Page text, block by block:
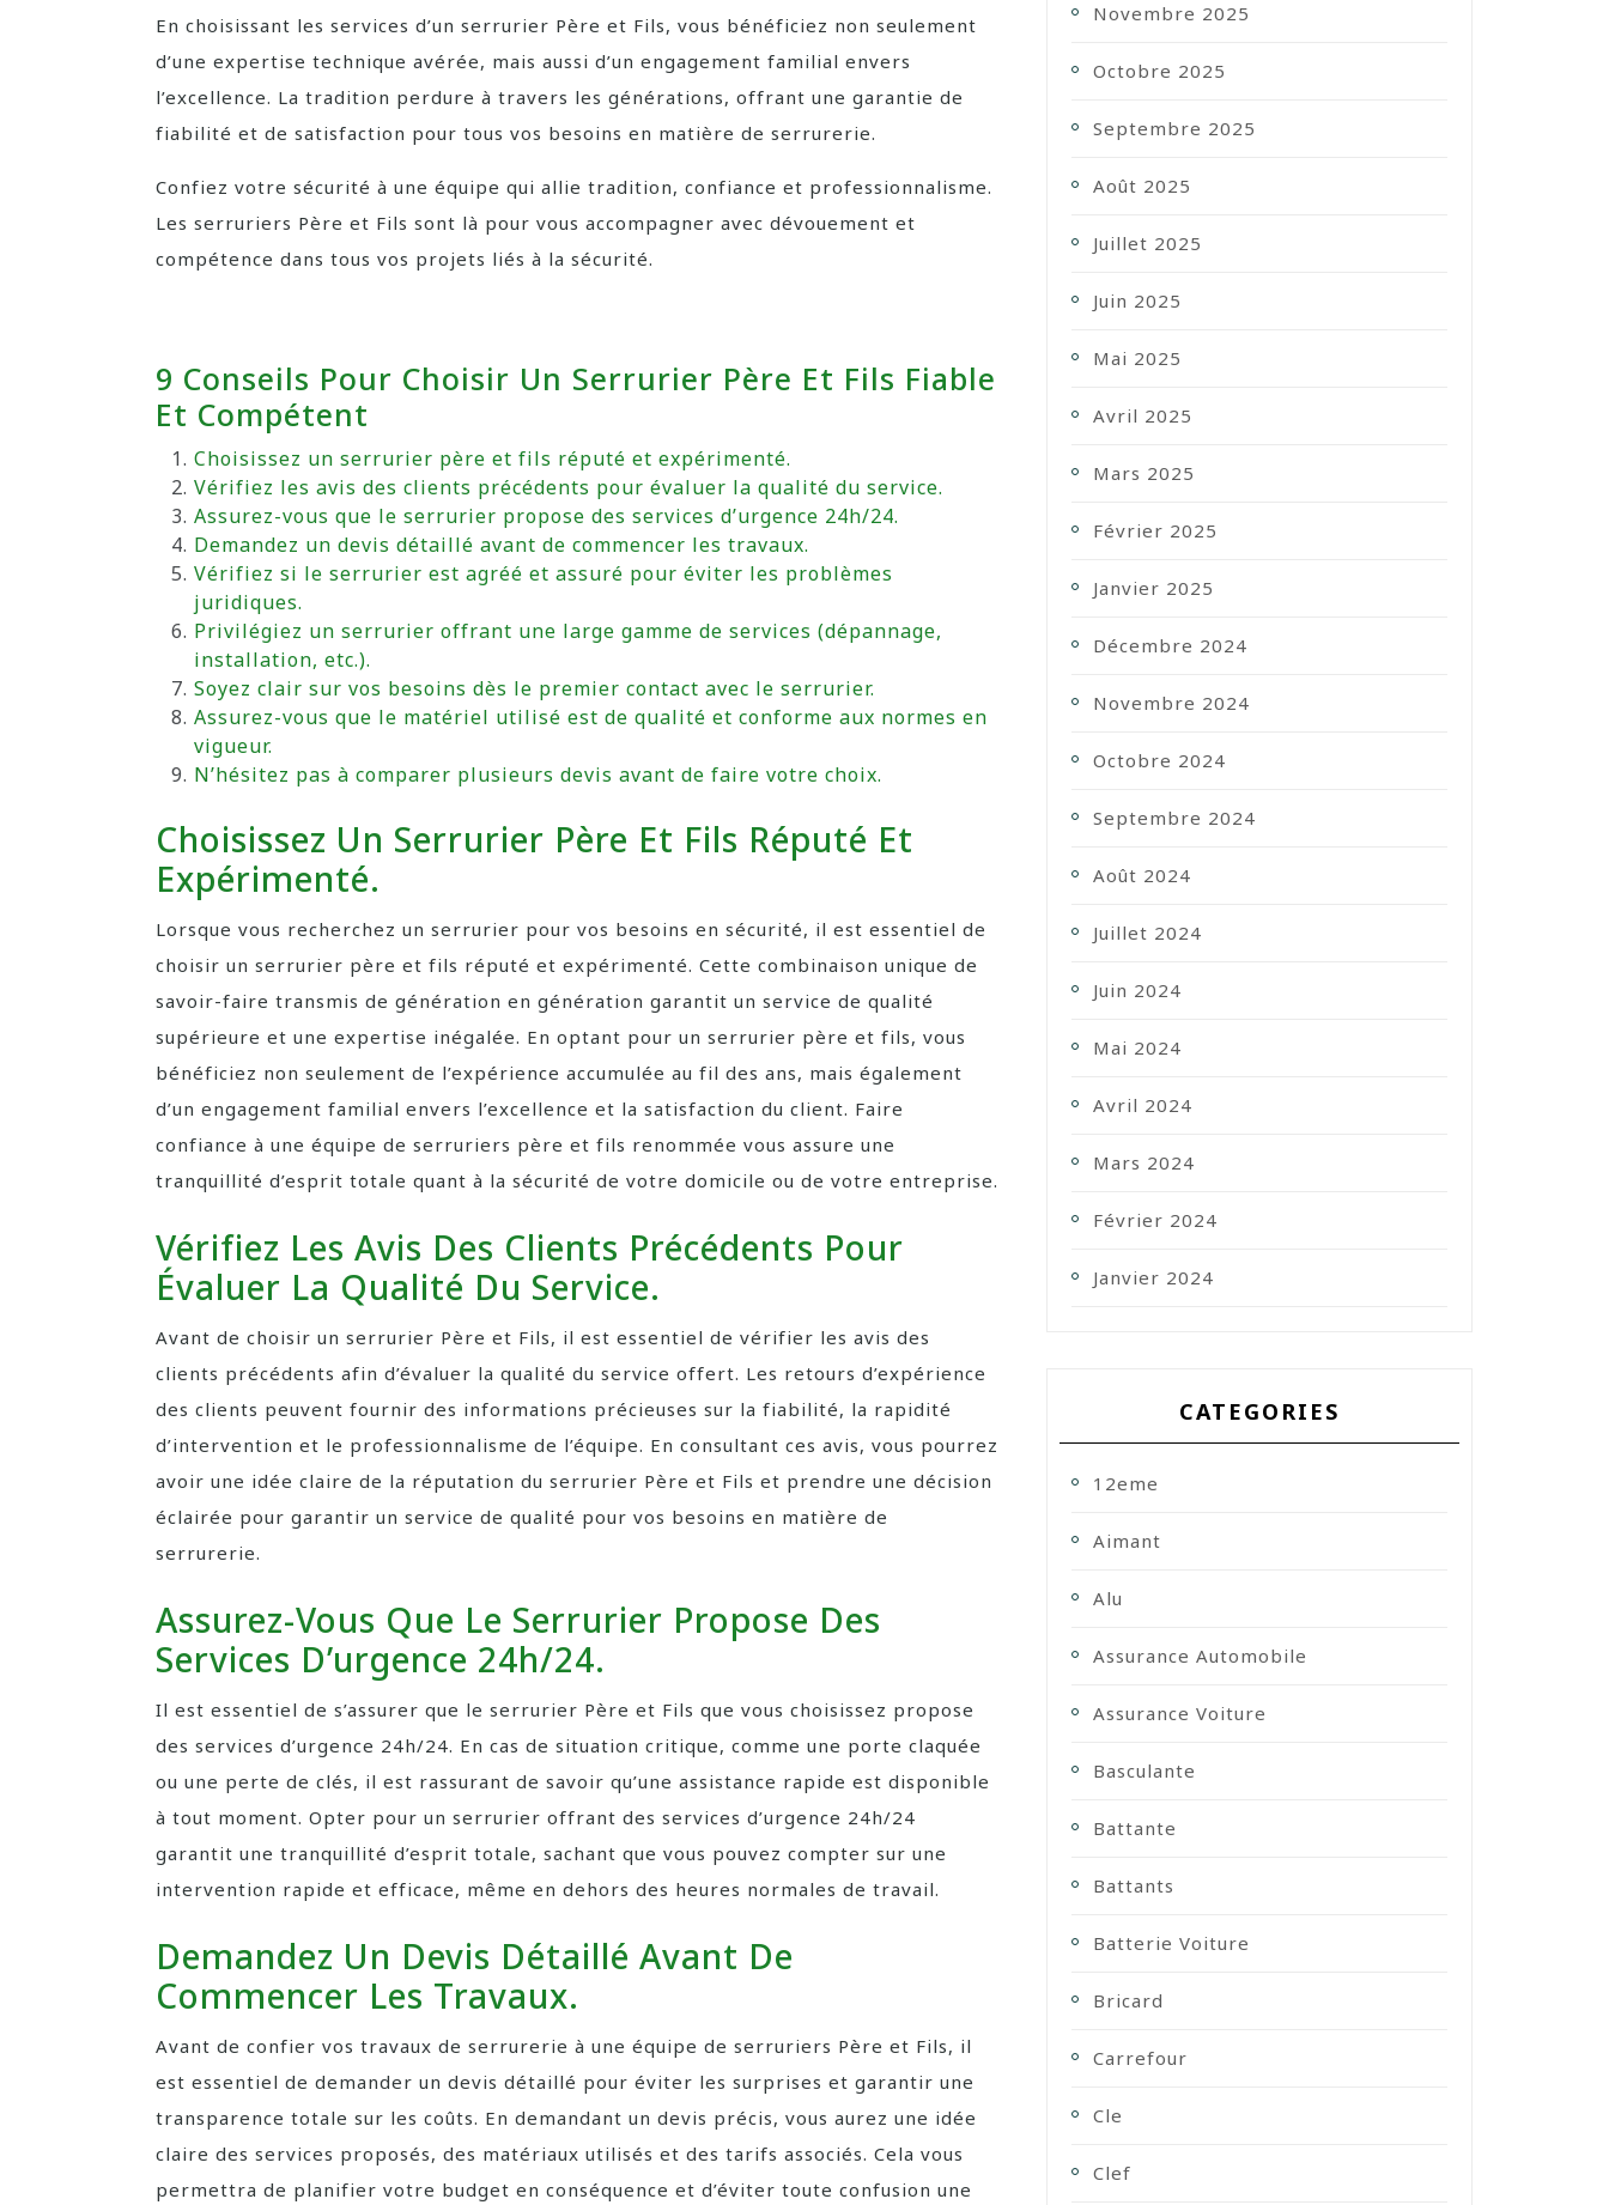
En choisissant les services d’un serrurier Père et Fils, vous bénéficiez non seulement
d’une expertise technique avérée, mais aussi d’un engagement familial envers
l’excellence. La tradition perdure à travers les générations, offrant une garantie de
fiabilité et de satisfaction pour tous vos besoins en matière de serrurerie.
Confiez votre sécurité à une équipe qui allie tradition, confiance et professionnalisme.
Les serruriers Père et Fils sont là pour vous accompagner avec dévouement et
compétence dans tous vos projets liés à la sécurité.
9 Conseils Pour Choisir Un Serrurier Père Et Fils Fiable
Et Compétent
Choisissez un serrurier père et fils réputé et expérimenté.
Vérifiez les avis des clients précédents pour évaluer la qualité du service.
Assurez-vous que le serrurier propose des services d’urgence 24h/24.
Demandez un devis détaillé avant de commencer les travaux.
Vérifiez si le serrurier est agréé et assuré pour éviter les problèmes
juridiques.
Privilégiez un serrurier offrant une large gamme de services (dépannage,
installation, etc.).
Soyez clair sur vos besoins dès le premier contact avec le serrurier.
Assurez-vous que le matériel utilisé est de qualité et conforme aux normes en
vigueur.
N’hésitez pas à comparer plusieurs devis avant de faire votre choix.
Choisissez Un Serrurier Père Et Fils Réputé Et
Expérimenté.
Lorsque vous recherchez un serrurier pour vos besoins en sécurité, il est essentiel de
choisir un serrurier père et fils réputé et expérimenté. Cette combinaison unique de
savoir-faire transmis de génération en génération garantit un service de qualité
supérieure et une expertise inégalée. En optant pour un serrurier père et fils, vous
bénéficiez non seulement de l’expérience accumulée au fil des ans, mais également
d’un engagement familial envers l’excellence et la satisfaction du client. Faire
confiance à une équipe de serruriers père et fils renommée vous assure une
tranquillité d’esprit totale quant à la sécurité de votre domicile ou de votre entreprise.
Vérifiez Les Avis Des Clients Précédents Pour
Évaluer La Qualité Du Service.
Avant de choisir un serrurier Père et Fils, il est essentiel de vérifier les avis des
clients précédents afin d’évaluer la qualité du service offert. Les retours d’expérience
des clients peuvent fournir des informations précieuses sur la fiabilité, la rapidité
d’intervention et le professionnalisme de l’équipe. En consultant ces avis, vous pourrez
avoir une idée claire de la réputation du serrurier Père et Fils et prendre une décision
éclairée pour garantir un service de qualité pour vos besoins en matière de
serrurerie.
Assurez-Vous Que Le Serrurier Propose Des
Services D’urgence 24h/24.
Il est essentiel de s’assurer que le serrurier Père et Fils que vous choisissez propose
des services d’urgence 24h/24. En cas de situation critique, comme une porte claquée
ou une perte de clés, il est rassurant de savoir qu’une assistance rapide est disponible
à tout moment. Opter pour un serrurier offrant des services d’urgence 24h/24
garantit une tranquillité d’esprit totale, sachant que vous pouvez compter sur une
intervention rapide et efficace, même en dehors des heures normales de travail.
Demandez Un Devis Détaillé Avant De
Commencer Les Travaux.
Avant de confier vos travaux de serrurerie à une équipe de serruriers Père et Fils, il
est essentiel de demander un devis détaillé pour éviter les surprises et garantir une
transparence totale sur les coûts. En demandant un devis précis, vous aurez une idée
claire des services proposés, des matériaux utilisés et des tarifs associés. Cela vous
permettra de planifier votre budget en conséquence et d’éviter toute confusion une
Novembre 2025
Octobre 2025
Septembre 2025
Août 2025
Juillet 2025
Juin 2025
Mai 2025
Avril 2025
Mars 2025
Février 2025
Janvier 2025
Décembre 2024
Novembre 2024
Octobre 2024
Septembre 2024
Août 2024
Juillet 2024
Juin 2024
Mai 2024
Avril 2024
Mars 2024
Février 2024
Janvier 2024
CATEGORIES
12eme
Aimant
Alu
Assurance Automobile
Assurance Voiture
Basculante
Battante
Battants
Batterie Voiture
Bricard
Carrefour
Cle
Clef